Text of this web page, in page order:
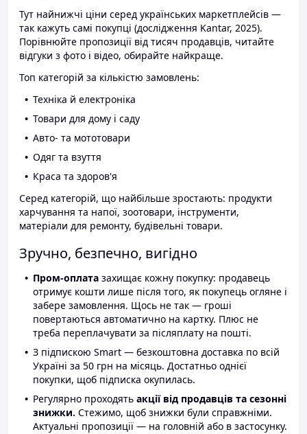
Тут найнижчі ціни серед українських маркетплейсів —
так кажуть самі покупці (дослідження Kantar, 2025).
Порівнюйте пропозиції від тисяч продавців, читайте
відгуки з фото і відео, обирайте найкраще.
Топ категорій за кількістю замовлень:
Техніка й електроніка
Товари для дому і саду
Авто- та мототовари
Одяг та взуття
Краса та здоров'я
Серед категорій, що найбільше зростають: продукти
харчування та напої, зоотовари, інструменти,
матеріали для ремонту, будівельні товари.
Зручно, безпечно, вигідно
Пром-оплата захищає кожну покупку: продавець
отримує кошти лише після того, як покупець огляне і
забере замовлення. Щось не так — гроші
повертаються автоматично на картку. Плюс не
треба переплачувати за післяплату на пошті.
З підпискою Smart — безкоштовна доставка по всій
Україні за 50 грн на місяць. Достатньо однієї
покупки, щоб підписка окупилась.
Регулярно проходять акції від продавців та сезонні
знижки. Стежимо, щоб знижки були справжніми.
Актуальні пропозиції — на головній або в застосунку.